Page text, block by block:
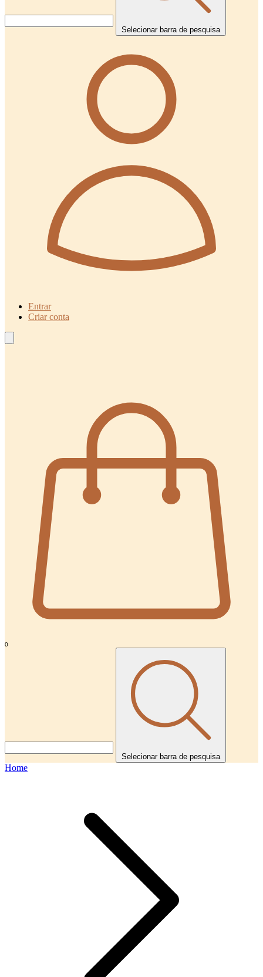
Selecionar barra de pesquisa
Entrar
Criar conta
0
Selecionar barra de pesquisa
Home